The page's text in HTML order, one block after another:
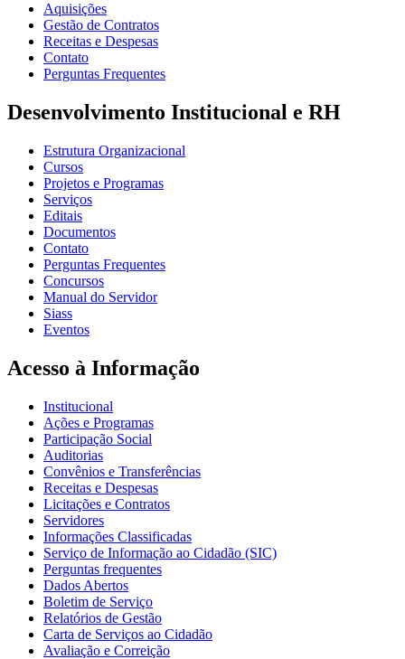
Aquisições
Gestão de Contratos
Receitas e Despesas
Contato
Perguntas Frequentes
Desenvolvimento Institucional e RH
Estrutura Organizacional
Cursos
Projetos e Programas
Serviços
Editais
Documentos
Contato
Perguntas Frequentes
Concursos
Manual do Servidor
Siass
Eventos
Acesso à Informação
Institucional
Ações e Programas
Participação Social
Auditorias
Convênios e Transferências
Receitas e Despesas
Licitações e Contratos
Servidores
Informações Classificadas
Serviço de Informação ao Cidadão (SIC)
Perguntas frequentes
Dados Abertos
Boletim de Serviço
Relatórios de Gestão
Carta de Serviços ao Cidadão
Avaliação e Correição